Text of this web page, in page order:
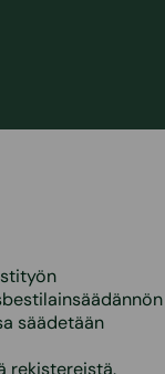
säädetään
rekistereistä.